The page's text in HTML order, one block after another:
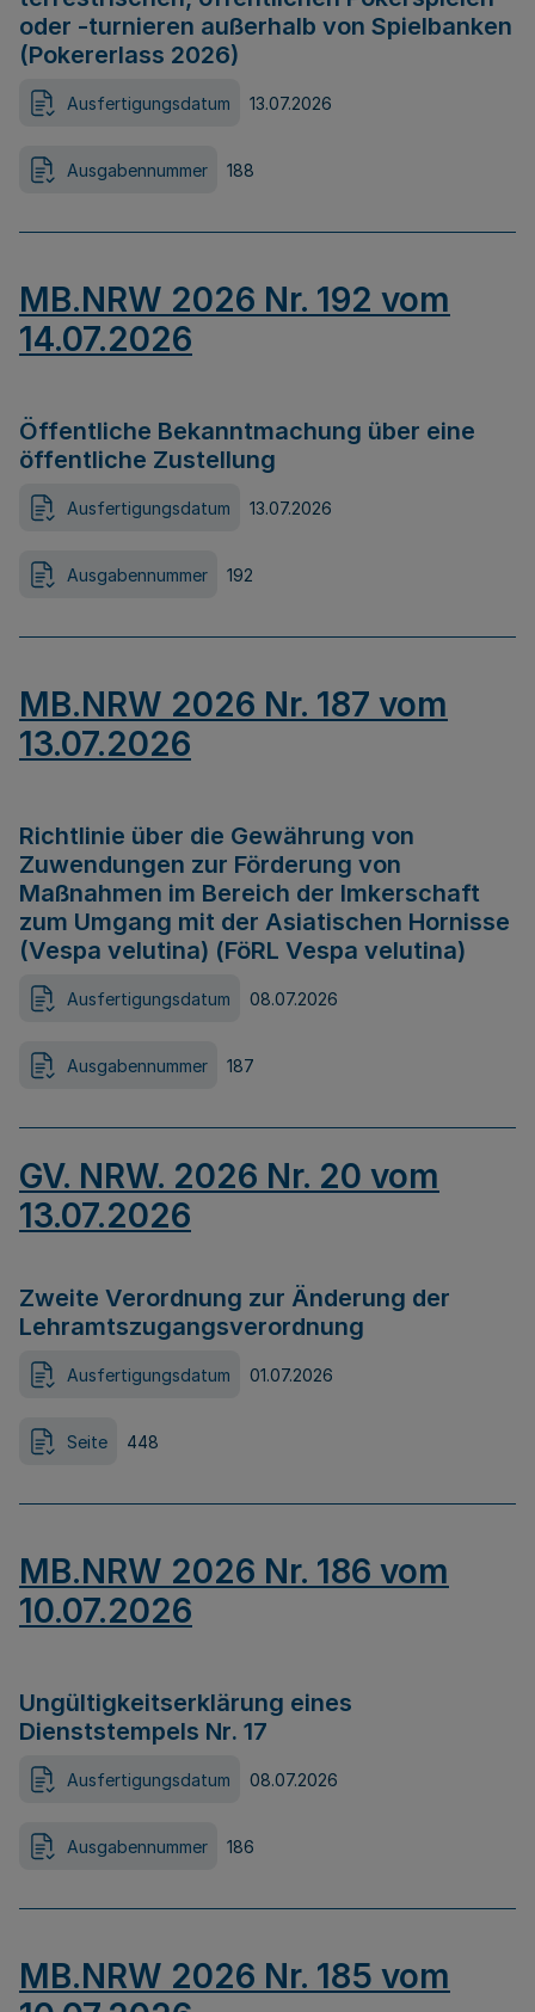
oder -turnieren außerhalb von Spielbanken
(Pokererlass 2026)
Ausfertigungsdatum 13.07.2026
Ausgabennummer 188
MB.NRW 2026 Nr. 192 vom
14.07.2026
Öffentliche Bekanntmachung über eine
öffentliche Zustellung
Ausfertigungsdatum 13.07.2026
Ausgabennummer 192
MB.NRW 2026 Nr. 187 vom
13.07.2026
Richtlinie über die Gewährung von
Zuwendungen zur Förderung von
Maßnahmen im Bereich der Imkerschaft
zum Umgang mit der Asiatischen Hornisse
(Vespa velutina) (FöRL Vespa velutina)
Ausfertigungsdatum 08.07.2026
Ausgabennummer 187
GV. NRW. 2026 Nr. 20 vom
13.07.2026
Zweite Verordnung zur Änderung der
Lehramtszugangsverordnung
Ausfertigungsdatum 01.07.2026
Seite 448
MB.NRW 2026 Nr. 186 vom
10.07.2026
Ungültigkeitserklärung eines
Dienststempels Nr. 17
Ausfertigungsdatum 08.07.2026
Ausgabennummer 186
MB.NRW 2026 Nr. 185 vom